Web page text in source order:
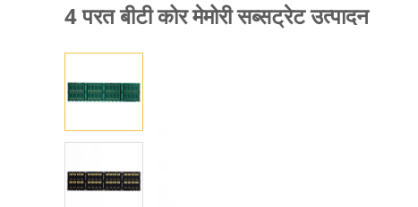
4 परत बीटी कोर मेमोरी सब्सट्रेट उत्पादन